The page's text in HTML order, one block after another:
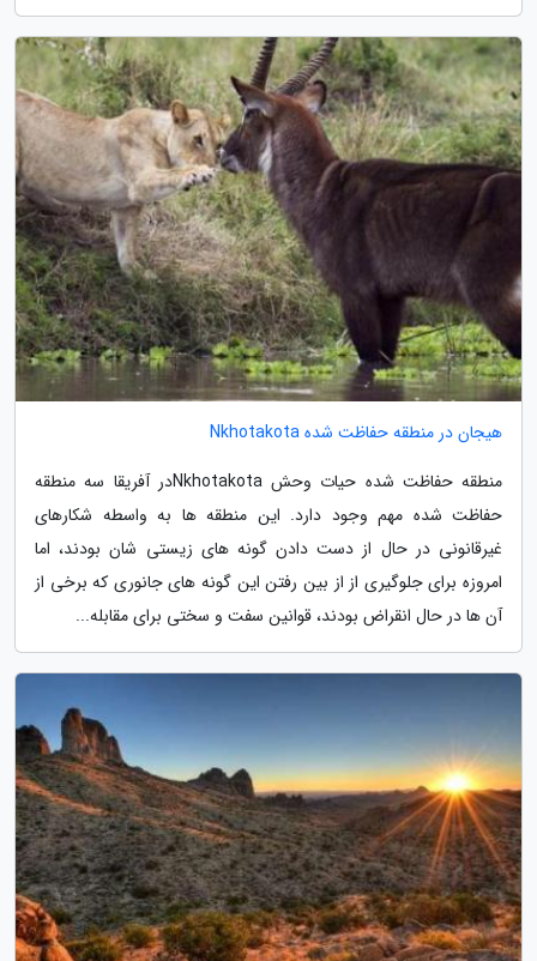
هیجان در منطقه حفاظت شده Nkhotakota
منطقه حفاظت شده حیات وحش Nkhotakotaدر آفریقا سه منطقه
حفاظت شده مهم وجود دارد. این منطقه ها به واسطه شکارهای
غیرقانونی در حال از دست دادن گونه های زیستی شان بودند، اما
امروزه برای جلوگیری از از بین رفتن این گونه های جانوری که برخی از
آن ها در حال انقراض بودند، قوانین سفت و سختی برای مقابله...